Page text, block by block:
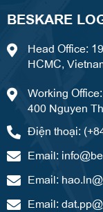
BESKARE
Head Office:
HCMC,
Working
400 Nguyen
Điện thoại:
Email:
Email:
Email: